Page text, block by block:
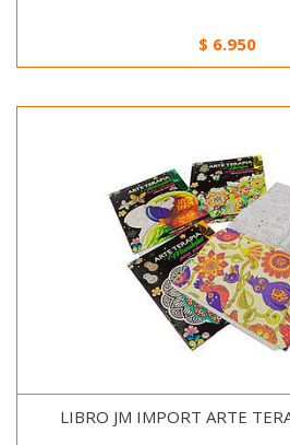
$ 6.950
LIBRO JM IMPORT ARTE